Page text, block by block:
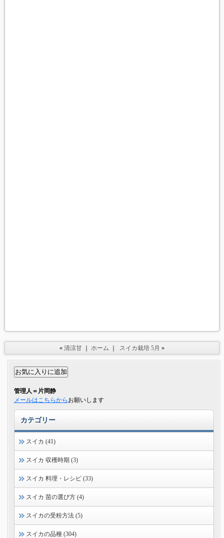
« 清涼甘｜ ホーム ｜ スイカ栽培 5月 »
管理人＝片岡静
メールはこちらから お願いします
カテゴリー
スイカ (41)
スイカ 収穫時期 (3)
スイカ 料理・レシピ (33)
スイカ 苗の選び方 (4)
スイカの受粉方法 (5)
スイカの品種 (304)